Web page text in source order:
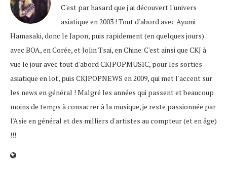
C'est par hasard que j'ai découvert l'univers
asiatique en 2003 ! Tout d'abord avec Ayumi
Hamasaki, donc le Japon, puis rapidement (en quelques jours)
avec BOA, en Corée, et Jolin Tsai, en Chine. C'est ainsi que CKJ à
vue le jour avec tout d'abord CKJPOPMUSIC, pour les sorties
asiatique en lot, puis CKJPOPNEWS en 2009, qui met l'accent sur
les news en général ! Malgré les années qui passent et beaucoup
moins de temps à consacrer à la musique, je reste passionnée par
l'Asie en général et des milliers d'artistes au compteur (et en âge)
!!!